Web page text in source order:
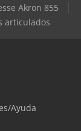
Akron 855
articulados
Ayuda